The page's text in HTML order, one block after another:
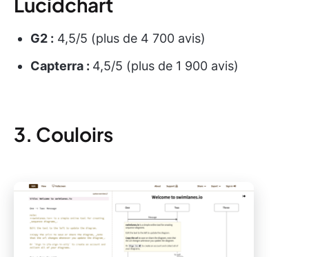
G2 : 4,5/5 (plus de 4 700 avis)
Capterra : 4,5/5 (plus de 1 900 avis)
3. Couloirs